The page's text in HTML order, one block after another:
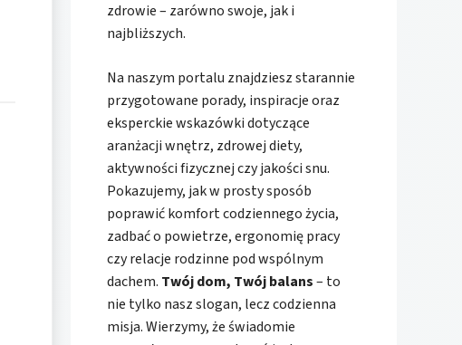
zdrowie – zarówno swoje, jak i
najbliższych.
Na naszym portalu znajdziesz starannie
przygotowane porady, inspiracje oraz
eksperckie wskazówki dotyczące
aranżacji wnętrz, zdrowej diety,
aktywności fizycznej czy jakości snu.
Pokazujemy, jak w prosty sposób
poprawić komfort codziennego życia,
zadbać o powietrze, ergonomię pracy
czy relacje rodzinne pod wspólnym
dachem. Twój dom, Twój balans– to
nie tylko nasz slogan, lecz codzienna
misja. Wierzymy, że świadomie